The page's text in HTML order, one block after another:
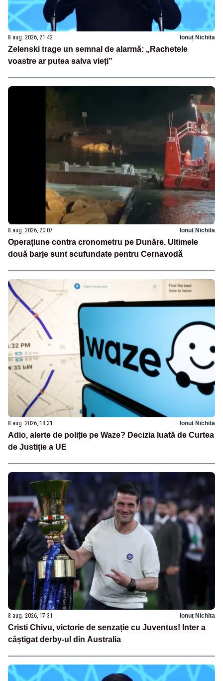
8 aug. 2026, 21:42 Ionuț Nichita
Zelenski trage un semnal de alarmă: „Rachetele
voastre ar putea salva vieți”
8 aug. 2026, 20:07 Ionuț Nichita
Operațiune contra cronometru pe Dunăre. Ultimele
două barje sunt scufundate pentru Cernavodă
8 aug. 2026, 18:31 Ionuț Nichita
Adio, alerte de poliție pe Waze? Decizia luată de Curtea
de Justiție a UE
8 aug. 2026, 17:31 Ionuț Nichita
Cristi Chivu, victorie de senzație cu Juventus! Inter a
câștigat derby-ul din Australia